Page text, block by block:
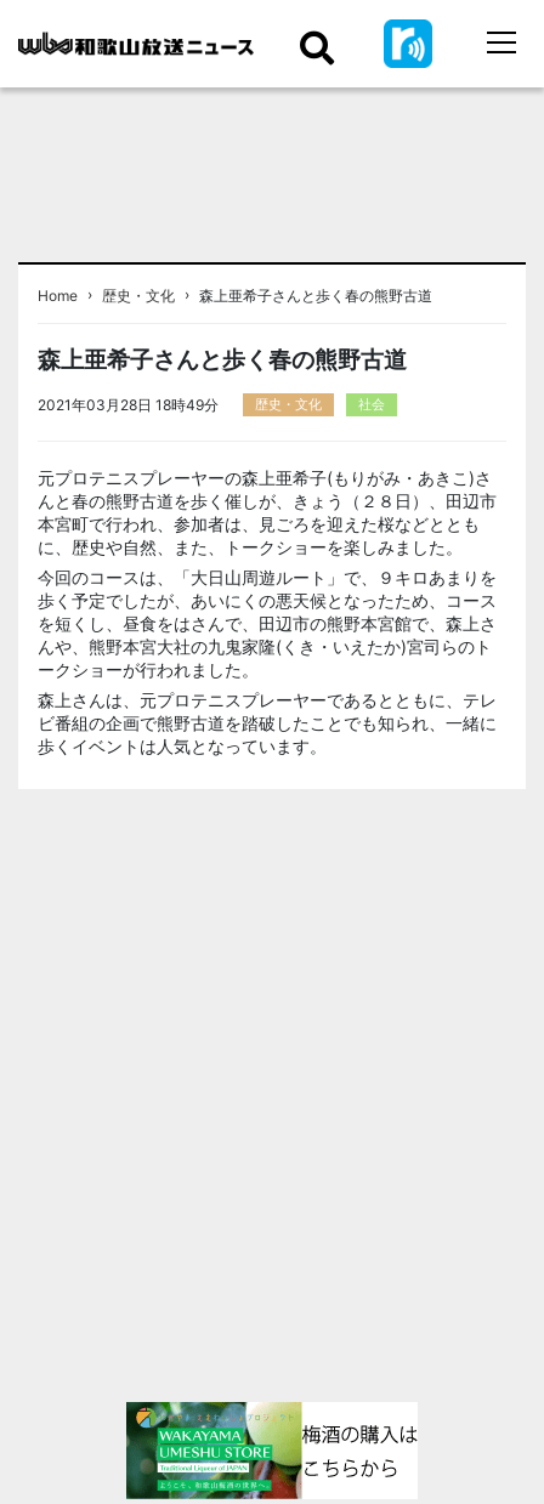
Home › 歴史・文化 › 森上亜希子さんと歩く春の熊野古道
森上亜希子さんと歩く春の熊野古道
2021年03月28日 18時49分 歴史・文化 社会
元プロテニスプレーヤーの森上亜希子(もりがみ・あきこ)さ
んと春の熊野古道を歩く催しが、きょう（２８日）、田辺市
本宮町で行われ、参加者は、見ごろを迎えた桜などととも
に、歴史や自然、また、トークショーを楽しみました。
今回のコースは、「大日山周遊ルート」で、９キロあまりを
歩く予定でしたが、あいにくの悪天候となったため、コース
を短くし、昼食をはさんで、田辺市の熊野本宮館で、森上さ
んや、熊野本宮大社の九鬼家隆(くき・いえたか)宮司らのト
ークショーが行われました。
森上さんは、元プロテニスプレーヤーであるとともに、テレ
ビ番組の企画で熊野古道を踏破したことでも知られ、一緒に
歩くイベントは人気となっています。